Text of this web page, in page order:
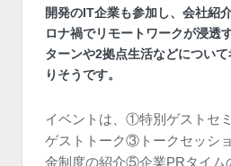
開発のIT企業も参加し、会社紹
ロナ禍でリモートワークが浸透
ターンや2拠点生活などについ
りそうです。
イベントは、①特別ゲストセ
ゲストトーク③トークセッシ
金制度の紹介⑤企業PRタイム